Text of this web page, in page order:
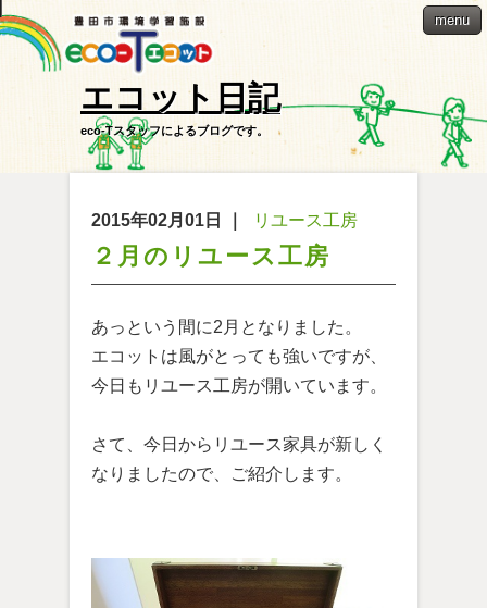
menu
エコット日記
eco-Tスタッフによるブログです。
2015年02月01日 リユース工房
２月のリユース工房
あっという間に2月となりました。
エコットは風がとっても強いですが、
今日もリユース工房が開いています。
さて、今日からリユース家具が新しく
なりましたので、ご紹介します。